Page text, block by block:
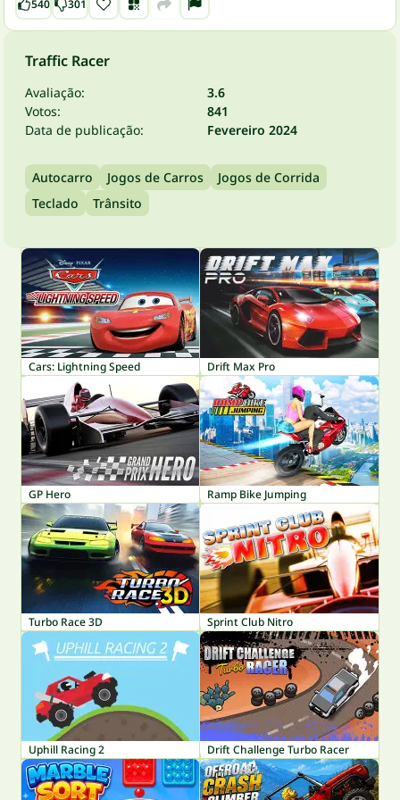
540 301
Traffic Racer
Avaliação:
3.6
Votos:
841
Data de publicação:
Fevereiro 2024
Autocarro Jogos de Carros
Jogos de Corrida
Teclado
Trânsito
Cars: Lightning Speed Drift Max Pro
GP Hero Ramp Bike Jumping
Turbo Race 3D Sprint Club Nitro
Uphill Racing 2 Drift Challenge Turbo Racer